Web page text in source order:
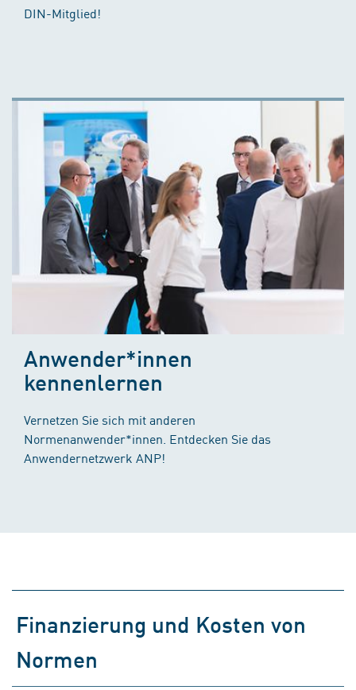
DIN-Mitglied!
Anwender*innen
kennenlernen
Vernetzen Sie sich mit anderen
Normenanwender*innen. Entdecken Sie das
Anwendernetzwerk ANP!
Finanzierung und Kosten von
Normen